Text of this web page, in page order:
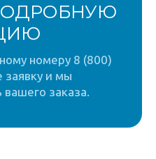
номеру 8 (800)
заявку и мы
вашего заказа.